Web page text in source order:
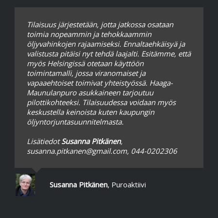
Tilaisuus järjestetään, jotta jatkossa osataan
toimia nopeammin ja tehokkaammin
öljyvahinkojen rajaamiseksi. Ennaltaehkäisyä ja
valistusta pitäisi nyt tehdä laajalti. Esitämme, että
myös Helsingissä otetaan käyttöön
toimintamalli, jossa viranomaiset ja
vapaaehtoiset toimivat yhteistyössä. Haaga-
Maunulanpuro asukkaineen tarjoutuu
pilottikohteeksi. Tilaisuudessa voidaan myös
keskustella keinoista kuten kaupungin
öljyntorjuntasuunnitelmasta.
LisätiedotSusanna Pitkänen,
susanna.pitkanen@gmail.com, 044-0202306
Susanna Pitkänen, Puroaktiivi